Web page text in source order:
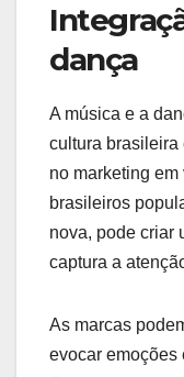
dança
A música e a
cultura brasileira
no marketing
brasileiros
nova, pode criar
captura a
As marcas
evocar emoções